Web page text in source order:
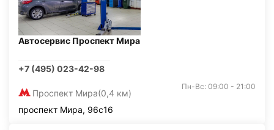
Автосервис Проспект Мира
+7 (495) 023-42-98
Проспект Мира(0,4 км)
Пн-Вс: 09:00 - 21:00
проспект Мира, 96с16